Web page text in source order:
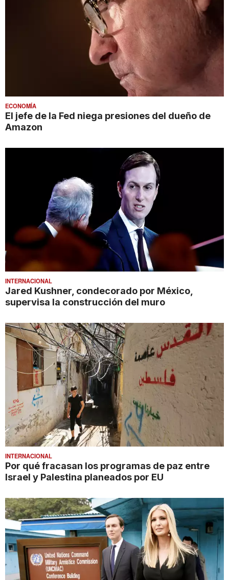
ECONOMÍA
El jefe de la Fed niega presiones del dueño de
Amazon
INTERNACIONAL
Jared Kushner, condecorado por México,
supervisa la construcción del muro
INTERNACIONAL
Por qué fracasan los programas de paz entre
Israel y Palestina planeados por EU